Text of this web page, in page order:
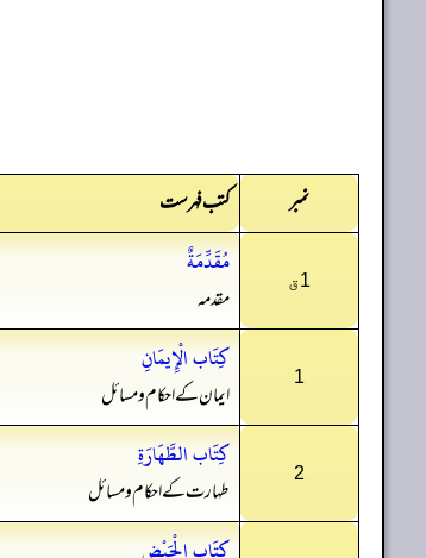
نمبر کتب فہرست
1ق مُقَدِّمَةٌ
مقدمہ
1 كِتَاب الْإِيمَانِ
ایمان کے احکام و مسائل
2 كِتَاب الطَّهَارَةِ
طہارت کے احکام و مسائل